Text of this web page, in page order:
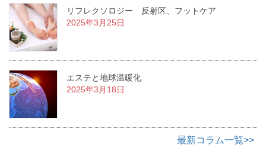
リフレクソロジー 反射区、フットケア
2025年3月25日
エステと地球温暖化
2025年3月18日
最新コラム一覧>>